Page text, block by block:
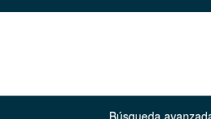
Búsqueda